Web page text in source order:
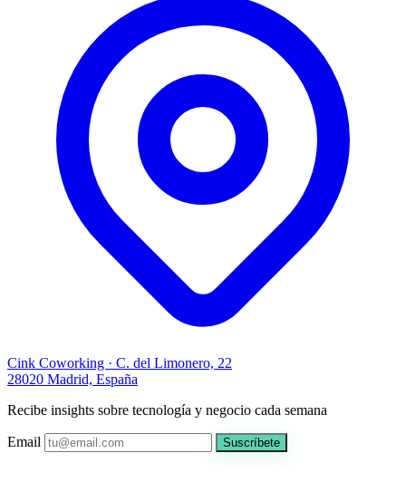
Cink Coworking · C. del Limonero, 22
28020 Madrid, España
Recibe insights sobre tecnología y negocio cada semana
Email Suscríbete